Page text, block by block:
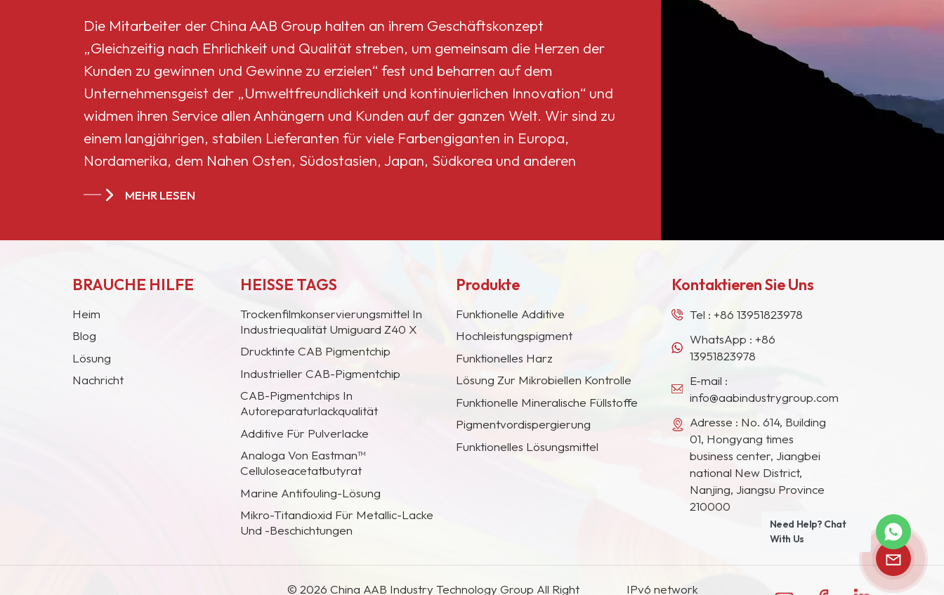
Celluloseacetatbutyrat
551-0,01
China
Celluloseacetatbutyrat
CAB-381-20
Die Mitarbeiter der China AAB Group halten an ihrem Geschäftskonzept
„Gleichzeitig nach Ehrlichkeit und Qualität streben, um gemeinsam die Herzen der
Kunden zu gewinnen und Gewinne zu erzielen“ fest und beharren auf dem
Unternehmensgeist der „Umweltfreundlichkeit und kontinuierlichen Innovation“ und
widmen ihren Service allen Anhängern und Kunden auf der ganzen Welt. Wir sind zu
einem langjährigen, stabilen Lieferanten für viele Farbengiganten in Europa,
Nordamerika, dem Nahen Osten, Südostasien, Japan, Südkorea und anderen
MEHR LESEN
BRAUCHE HILFE
Heim
Blog
Lösung
Nachricht
HEISSE TAGS
Trockenfilmkonservierungsmittel In
Industriequalität Umiguard Z40 X
Drucktinte CAB Pigmentchip
Industrieller CAB-Pigmentchip
CAB-Pigmentchips In
Autoreparaturlackqualität
Additive Für Pulverlacke
Analoga Von Eastman™
Celluloseacetatbutyrat
Marine Antifouling-Lösung
Mikro-Titandioxid Für Metallic-Lacke
Und -Beschichtungen
Produkte
Funktionelle Additive
Hochleistungspigment
Funktionelles Harz
Lösung Zur Mikrobiellen Kontrolle
Funktionelle Mineralische Füllstoffe
Pigmentvordispergierung
Funktionelles Lösungsmittel
Kontaktieren Sie Uns
Tel :+86 13951823978
WhatsApp :+86
13951823978
E-mail :
info@aabindustrygroup.com
Adresse : No. 614, Building
01, Hongyang times
business center, Jiangbei
national New District,
Nanjing, Jiangsu Province
210000
© 2026 China AAB Industry Technology Group All Right IPv6 network
Need Help? Chat
With Us